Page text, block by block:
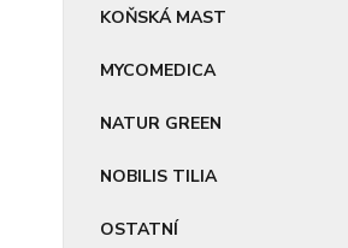
KOŇSKÁ MAST
MYCOMEDICA
NATUR GREEN
NOBILIS TILIA
OSTATNÍ